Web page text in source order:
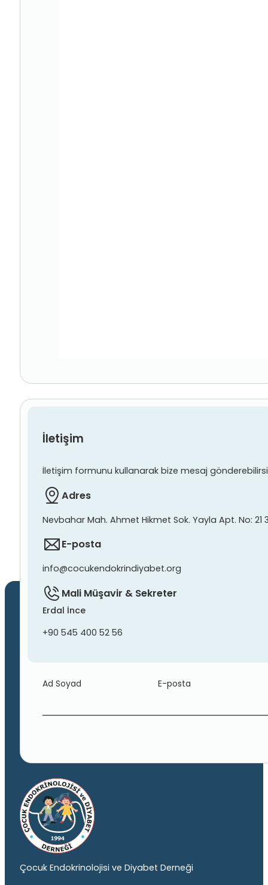
İletişim
İletişim formunu kullanarak bize mesaj
Adres
Nevbahar Mah. Ahmet Hikmet Sok. Yayla Apt. No: 21
E-posta
info@cocukendokrindiyabet.org
Mali Müşavir & Sekreter
Erdal İnce
+90 545 400 52 56
Ad Soyad E-posta
Çocuk Endokrinolojisi ve Diyabet Derneği